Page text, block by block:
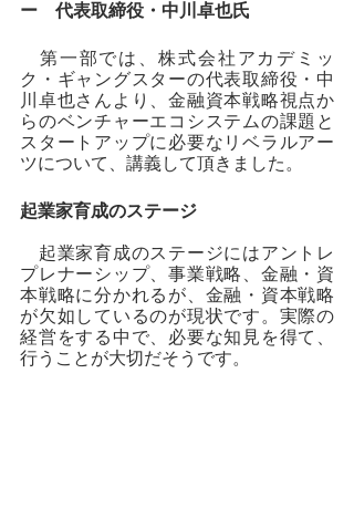
ー　代表取締役・中川卓也氏
第一部では、株式会社アカデミッ
ク・ギャングスターの代表取締役・中
川卓也さんより、金融資本戦略視点か
らのベンチャーエコシステムの課題と
スタートアップに必要なリベラルアー
ツについて、講義して頂きました。
起業家育成のステージ
起業家育成のステージにはアントレ
プレナーシップ、事業戦略、金融・資
本戦略に分かれるが、金融・資本戦略
が欠如しているのが現状です。実際の
経営をする中で、必要な知見を得て、
行うことが大切だそうです。